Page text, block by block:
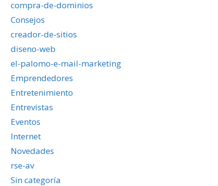
compra-de-dominios
Consejos
creador-de-sitios
diseno-web
el-palomo-e-mail-marketing
Emprendedores
Entretenimiento
Entrevistas
Eventos
Internet
Novedades
rse-av
Sin categoría